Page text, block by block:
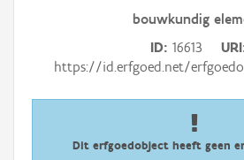
Gebeurtenis
bouwkundig
ID 16613
URI
https://id.erfgoed.net/
Dit erfgoedobject heeft geen